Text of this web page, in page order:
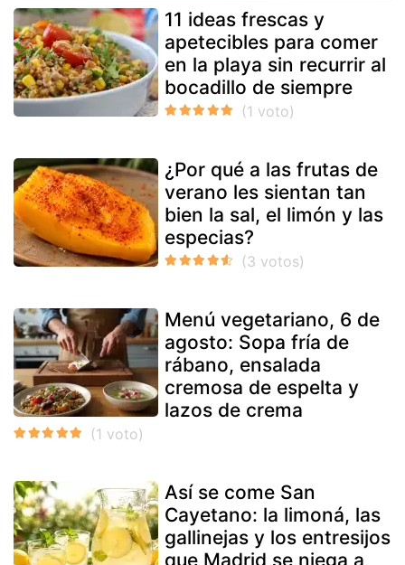
11 ideas frescas y
apetecibles para comer
en la playa sin recurrir al
bocadillo de siempre
¿Por qué a las frutas de
verano les sientan tan
bien la sal, el limón y las
especias?
Menú vegetariano, 6 de
agosto: Sopa fría de
rábano, ensalada
cremosa de espelta y
lazos de crema
Así se come San
Cayetano: la limoná, las
gallinejas y los entresijos
que Madrid se niega a